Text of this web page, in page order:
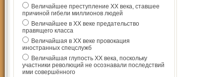
Величайшее преступление ХХ века, ставшее
причиной гибели миллионов людей
Величайшее в ХХ веке предательство
правящего класса
Величайшая в ХХ веке провокация
иностранных спецслужб
Величайшая глупость ХХ века, поскольку
участники революций не осознавали последствий
ими совершённого